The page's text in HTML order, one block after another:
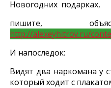
Новогодних подарках,
пишите,
http://alexeyhitrov.ru/
И напоследок:
Видят два наркомана у
который ходит с